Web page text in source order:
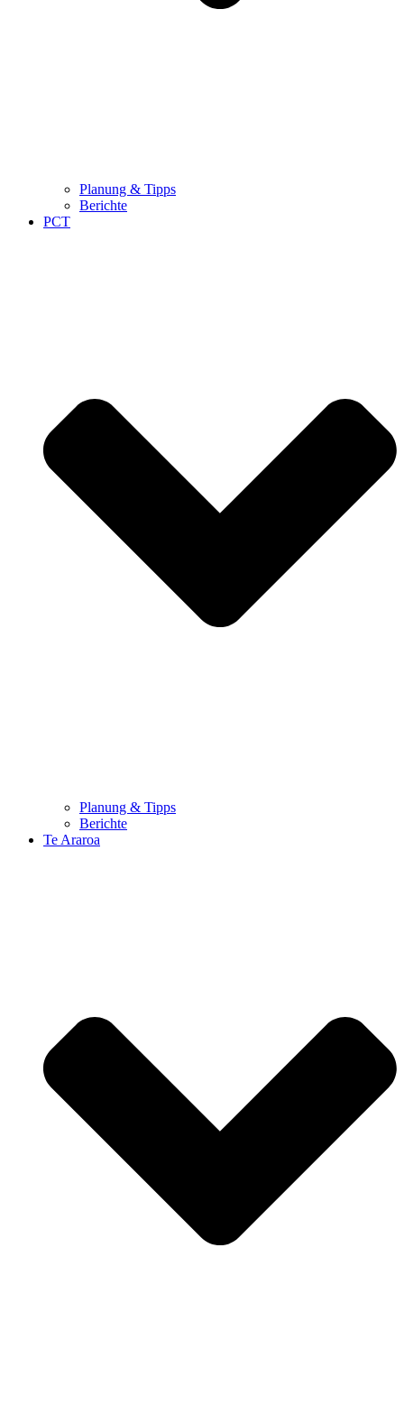
Planung & Tipps
Berichte
PCT
Planung & Tipps
Berichte
Te Araroa